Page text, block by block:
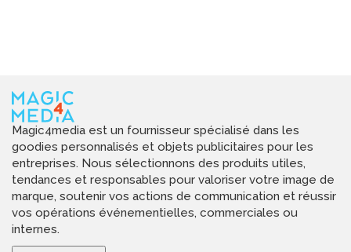
Magic4media est un fournisseur spécialisé dans les
goodies personnalisés et objets publicitaires pour les
entreprises. Nous sélectionnons des produits utiles,
tendances et responsables pour valoriser votre image de
marque, soutenir vos actions de communication et réussir
vos opérations événementielles, commerciales ou
internes.